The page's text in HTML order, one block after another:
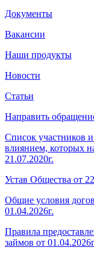
Документы
Вакансии
Наши продукты
Новости
Статьи
Направить
Список участников
влиянием,
21.07.2020г.
Устав Общества от
Общие условия
01.04.2026г.
Правила
займов от